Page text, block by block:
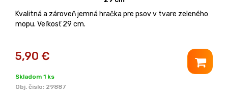
Kvalitná a zároveň jemná hračka pre psov v tvare zeleného
mopu. Veľkosť 29 cm.
5,90 €
Skladom 1 ks
Obj. čislo: 29887